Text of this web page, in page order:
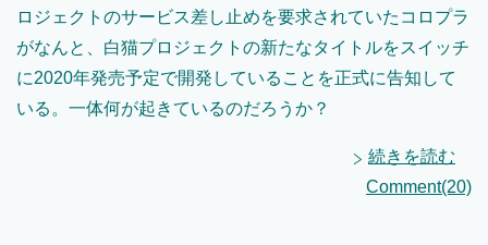
ロジェクトのサービス差し止めを要求されていたコロプラ
がなんと、白猫プロジェクトの新たなタイトルをスイッチ
に2020年発売予定で開発していることを正式に告知して
いる。一体何が起きているのだろうか？
続きを読む
Comment(20)